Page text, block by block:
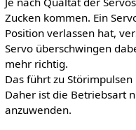
Zucken kommen. Ein
Position verlassen hat,
Servo überschwingen
mehr richtig.
Das führt zu
Daher ist die Betriebsart
anzuwenden.